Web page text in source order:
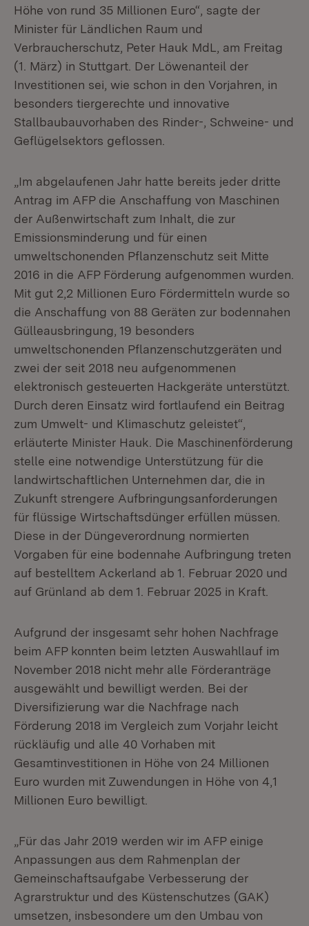
Höhe von rund 35 Millionen Euro“, sagte der
Minister für Ländlichen Raum und
Verbraucherschutz, Peter Hauk MdL, am Freitag
(1. März) in Stuttgart. Der Löwenanteil der
Investitionen sei, wie schon in den Vorjahren, in
besonders tiergerechte und innovative
Stallbaubauvorhaben des Rinder-, Schweine- und
Geflügelsektors geflossen.
„Im abgelaufenen Jahr hatte bereits jeder dritte
Antrag im AFP die Anschaffung von Maschinen
der Außenwirtschaft zum Inhalt, die zur
Emissionsminderung und für einen
umweltschonenden Pflanzenschutz seit Mitte
2016 in die AFP Förderung aufgenommen wurden.
Mit gut 2,2 Millionen Euro Fördermitteln wurde so
die Anschaffung von 88 Geräten zur bodennahen
Gülleausbringung, 19 besonders
umweltschonenden Pflanzenschutzgeräten und
zwei der seit 2018 neu aufgenommenen
elektronisch gesteuerten Hackgeräte unterstützt.
Durch deren Einsatz wird fortlaufend ein Beitrag
zum Umwelt- und Klimaschutz geleistet“,
erläuterte Minister Hauk. Die Maschinenförderung
stelle eine notwendige Unterstützung für die
landwirtschaftlichen Unternehmen dar, die in
Zukunft strengere Aufbringungsanforderungen
für flüssige Wirtschaftsdünger erfüllen müssen.
Diese in der Düngeverordnung normierten
Vorgaben für eine bodennahe Aufbringung treten
auf bestelltem Ackerland ab 1. Februar 2020 und
auf Grünland ab dem 1. Februar 2025 in Kraft.
Aufgrund der insgesamt sehr hohen Nachfrage
beim AFP konnten beim letzten Auswahllauf im
November 2018 nicht mehr alle Förderanträge
ausgewählt und bewilligt werden. Bei der
Diversifizierung war die Nachfrage nach
Förderung 2018 im Vergleich zum Vorjahr leicht
rückläufig und alle 40 Vorhaben mit
Gesamtinvestitionen in Höhe von 24 Millionen
Euro wurden mit Zuwendungen in Höhe von 4,1
Millionen Euro bewilligt.
„Für das Jahr 2019 werden wir im AFP einige
Anpassungen aus dem Rahmenplan der
Gemeinschaftsaufgabe Verbesserung der
Agrarstruktur und des Küstenschutzes (GAK)
umsetzen, insbesondere um den Umbau von